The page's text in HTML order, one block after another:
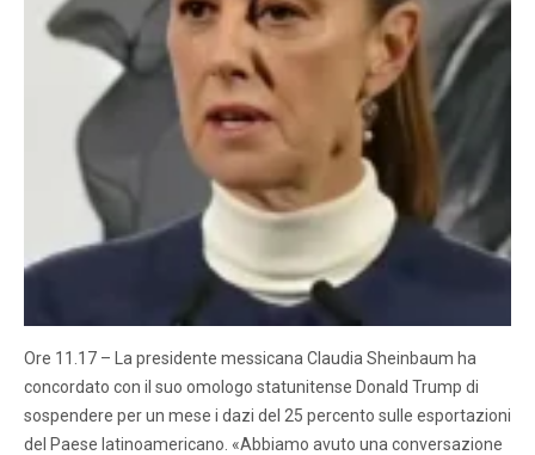
Ore 11.17 – La presidente messicana Claudia Sheinbaum ha
concordato con il suo omologo statunitense Donald Trump di
sospendere per un mese i dazi del 25 percento sulle esportazioni
del Paese latinoamericano. «Abbiamo avuto una conversazione